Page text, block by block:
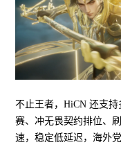
不止王者，HiCN 还支
赛、冲无畏契约排位、
速，稳定低延迟，海外